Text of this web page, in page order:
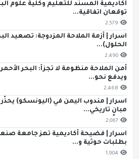
أكاديمية المسند للتعليم وكلية علوم
توقعان اتفاقية...
2,579
اسرار | أزمة الملاحة المزدوجة: تصعيد
الحلول)...
2,490
أمن الملاحة منظومة لا تجزأ: البحر
ويدفع نحو...
2,468
اسرار | مندوب اليمن في (اليونسكو)
مبانٍ تاريخي...
2,067
اسرار | فضيحة أكاديمية تهز جامعة
بطلبات حوثية و...
1,904